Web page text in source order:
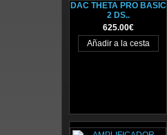
DAC THETA PRO BASIC
2 DS..
625.00€